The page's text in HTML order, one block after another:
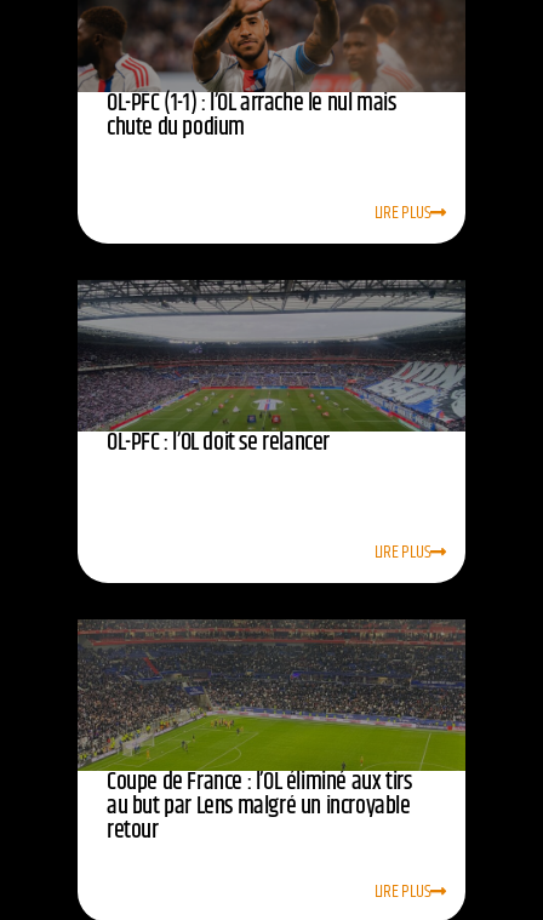
OL-PFC (1-1) : l’OL arrache le nul mais
chute du podium
LIRE PLUS
OL-PFC : l’OL doit se relancer
LIRE PLUS
Coupe de France : l’OL éliminé aux tirs
au but par Lens malgré un incroyable
retour
LIRE PLUS